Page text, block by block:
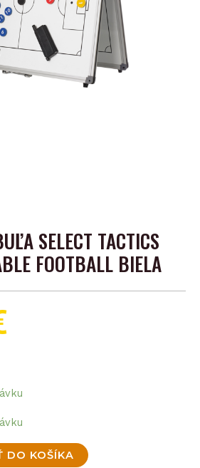
SELECT TACTICS
FOOTBALL BIELA
DO KOŠÍKA